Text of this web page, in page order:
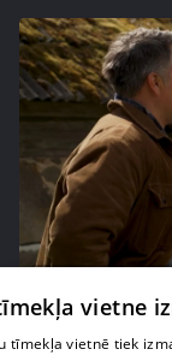
Raivis Vidzis
71. epizode
vietne
tīmekļa vietnē tiek